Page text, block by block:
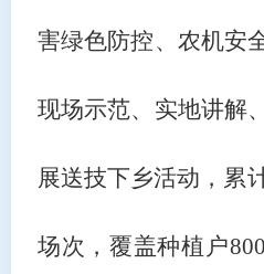
害绿色防控、农机安
现场示范、实地讲解
展送技下乡活动，累
场次，覆盖种植户